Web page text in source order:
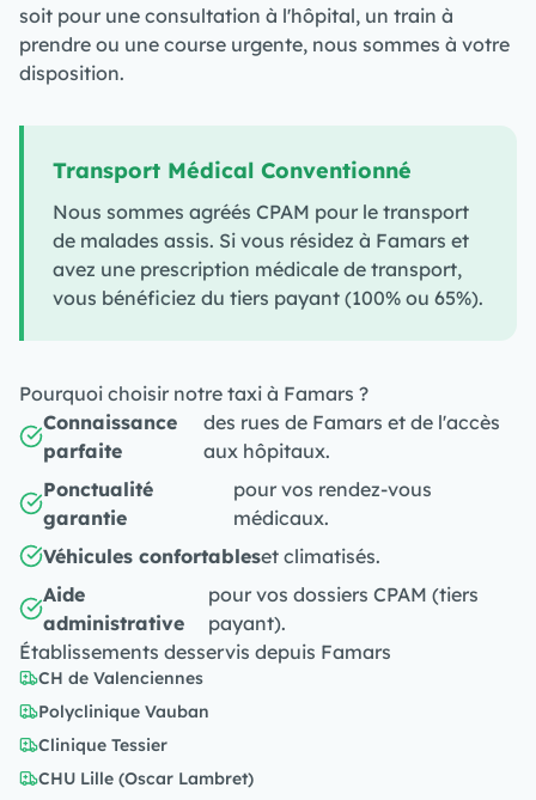
soit pour une consultation à l'hôpital, un train à
prendre ou une course urgente, nous sommes à votre
disposition.
Transport Médical Conventionné
Nous sommes agréés CPAM pour le transport
de malades assis. Si vous résidez à Famars et
avez une prescription médicale de transport,
vous bénéficiez du tiers payant (100% ou 65%).
Pourquoi choisir notre taxi à Famars ?
Connaissance
parfaite
des rues de Famars et de l'accès
aux hôpitaux.
Ponctualité
garantie
pour vos rendez-vous
médicaux.
Véhicules confortableset climatisés.
Aide
administrative
pour vos dossiers CPAM (tiers
payant).
Établissements desservis depuis Famars
CH de Valenciennes
Polyclinique Vauban
Clinique Tessier
CHU Lille (Oscar Lambret)